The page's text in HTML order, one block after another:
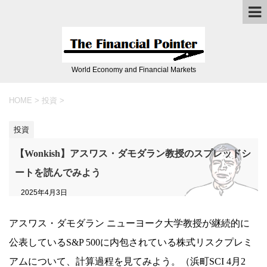
World Economy and Financial Markets
HOME > 投資 >
投資
【Wonkish】アスワス・ダモダラン教授のスプレッドシ
ートを読んでみよう
2025年4月3日
アスワス・ダモダラン ニューヨーク大学教授が継続的に
公表しているS&P 500に内包されている株式リスクプレミ
アムについて、計算過程を見てみよう。（浜町SCI 4月2